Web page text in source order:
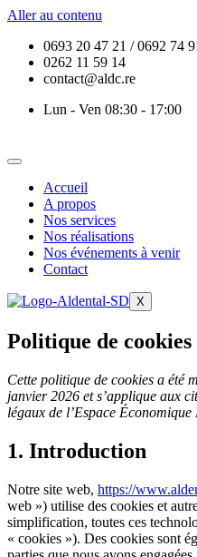
Aller au contenu
0693 20 47 21 / 0692 74
0262 11 59 14
contact@aldc.re
Lun - Ven 08:30 - 17:00
Accueil
A propos
Nos services
Nos réalisations
Nos événements à venir
Contact
X
Politique de cookies
Cette politique de cookies a été
janvier 2026 et s’applique aux
légaux de l’Espace Économique
1. Introduction
Notre site web, https://
web ») utilise des cookies et
simplification, toutes ces
« cookies »). Des cookies sont